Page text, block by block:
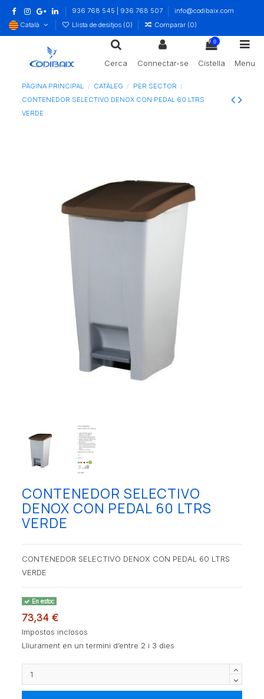
936 768 545 | 936 768 507
info@codibaix.com
Català
Llista de desitjos (0) Comparar (0)
Cerca Connectar-se
0
Cistella Menu
PÀGINA PRINCIPAL CATÀLEG
PER SECTOR
CONTENEDOR SELECTIVO DENOX CON PEDAL 60 LTRS
VERDE
CONTENEDOR SELECTIVO
DENOX CON PEDAL 60 LTRS
VERDE
CONTENEDOR SELECTIVO DENOX CON PEDAL 60 LTRS
VERDE
En estoc
73,34 €
Impostos inclosos
Lliurament en un termini d’entre 2 i 3 dies